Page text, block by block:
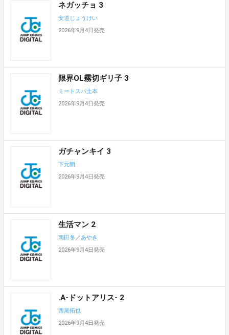
ネガッチョ 3
安道じょうけい
2026年9月4日発売
限界OL霧切ギリ子 3
ミートスパ土本
2026年9月4日発売
ガチャンキイ 3
下元朗
2026年9月4日発売
生活マン 2
南田冬／あやき
2026年9月4日発売
.A-ドットアリス- 2
西尾拓也
2026年9月4日発売